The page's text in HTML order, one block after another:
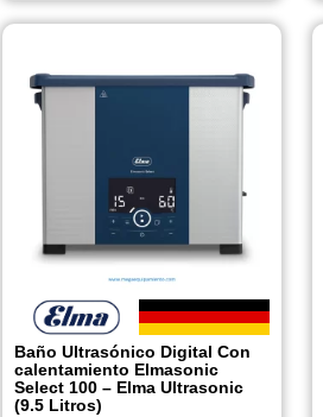
Baño Ultrasónico Digital Con
calentamiento Elmasonic
Select 100 – Elma Ultrasonic
(9.5 Litros)